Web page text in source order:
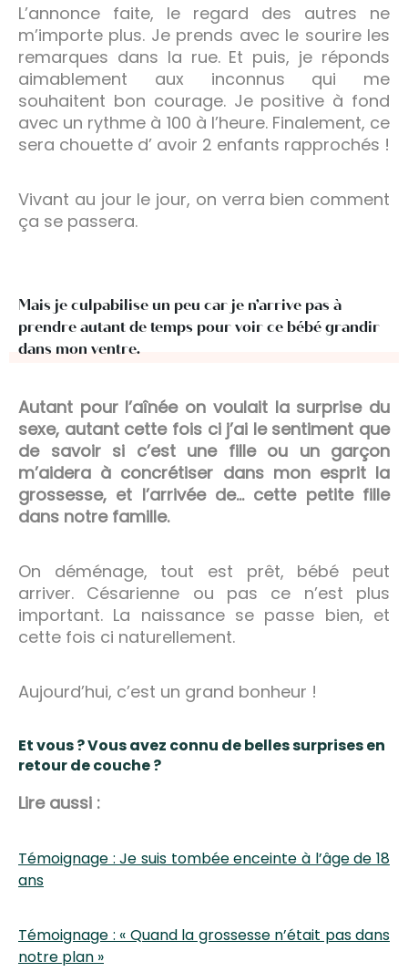
L’annonce faite, le regard des autres ne
m’importe plus. Je prends avec le sourire les
remarques dans la rue. Et puis, je réponds
aimablement aux inconnus qui me
souhaitent bon courage. Je positive à fond
avec un rythme à 100 à l’heure. Finalement, ce
sera chouette d’ avoir 2 enfants rapprochés !
Vivant au jour le jour, on verra bien comment
ça se passera.
Mais je culpabilise un peu car je n’arrive pas à
prendre autant de temps pour voir ce bébé grandir
dans mon ventre.
Autant pour l’aînée on voulait la surprise du
sexe, autant cette fois ci j’ai le sentiment que
de savoir si c’est une fille ou un garçon
m’aidera à concrétiser dans mon esprit la
grossesse, et l’arrivée de… cette petite fille
dans notre famille.
On déménage, tout est prêt, bébé peut
arriver. Césarienne ou pas ce n’est plus
important. La naissance se passe bien, et
cette fois ci naturellement.
Aujourd’hui, c’est un grand bonheur !
Et vous ? Vous avez connu de belles surprises en
retour de couche ?
Lire aussi :
Témoignage : Je suis tombée enceinte à l’âge de 18
ans
Témoignage : « Quand la grossesse n’était pas dans
notre plan »